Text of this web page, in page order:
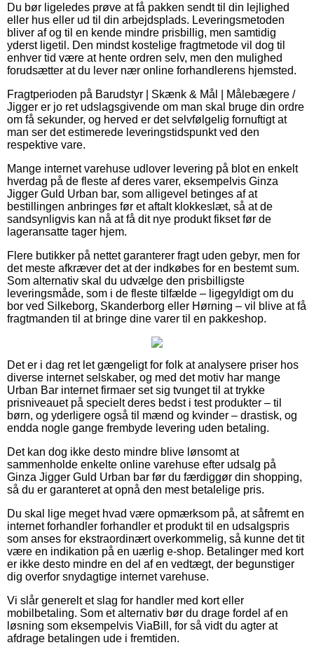
Du bør ligeledes prøve at få pakken sendt til din lejlighed
eller hus eller ud til din arbejdsplads. Leveringsmetoden
bliver af og til en kende mindre prisbillig, men samtidig
yderst ligetil. Den mindst kostelige fragtmetode vil dog til
enhver tid være at hente ordren selv, men den mulighed
forudsætter at du lever nær online forhandlerens hjemsted.
Fragtperioden på Barudstyr | Skænk & Mål | Målebægere /
Jigger er jo ret udslagsgivende om man skal bruge din ordre
om få sekunder, og herved er det selvfølgelig fornuftigt at
man ser det estimerede leveringstidspunkt ved den
respektive vare.
Mange internet varehuse udlover levering på blot en enkelt
hverdag på de fleste af deres varer, eksempelvis Ginza
Jigger Guld Urban bar, som alligevel betinges af at
bestillingen anbringes før et aftalt klokkeslæt, så at de
sandsynligvis kan nå at få dit nye produkt fikset før de
lageransatte tager hjem.
Flere butikker på nettet garanterer fragt uden gebyr, men for
det meste afkræver det at der indkøbes for en bestemt sum.
Som alternativ skal du udvælge den prisbilligste
leveringsmåde, som i de fleste tilfælde – ligegyldigt om du
bor ved Silkeborg, Skanderborg eller Hørning – vil blive at få
fragtmanden til at bringe dine varer til en pakkeshop.
Det er i dag ret let gængeligt for folk at analysere priser hos
diverse internet selskaber, og med det motiv har mange
Urban Bar internet firmaer set sig tvunget til at trykke
prisniveauet på specielt deres bedst i test produkter – til
børn, og yderligere også til mænd og kvinder – drastisk, og
endda nogle gange frembyde levering uden betaling.
Det kan dog ikke desto mindre blive lønsomt at
sammenholde enkelte online varehuse efter udsalg på
Ginza Jigger Guld Urban bar før du færdiggør din shopping,
så du er garanteret at opnå den mest betalelige pris.
Du skal lige meget hvad være opmærksom på, at såfremt en
internet forhandler forhandler et produkt til en udsalgspris
som anses for ekstraordinært overkommelig, så kunne det tit
være en indikation på en uærlig e-shop. Betalinger med kort
er ikke desto mindre en del af en vedtægt, der begunstiger
dig overfor snydagtige internet varehuse.
Vi slår generelt et slag for handler med kort eller
mobilbetaling. Som et alternativ bør du drage fordel af en
løsning som eksempelvis ViaBill, for så vidt du agter at
afdrage betalingen ude i fremtiden.